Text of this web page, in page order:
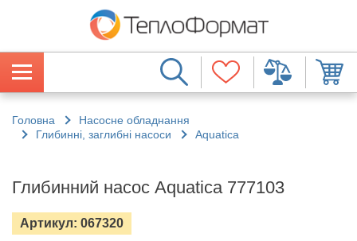
Головна
Насосне обладнання
Глибинні, заглибні насоси
Aquatica
Глибинний насос Aquatica 777103
Артикул: 067320